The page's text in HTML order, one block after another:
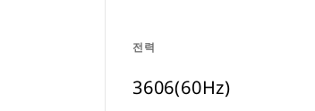
전력
3606(60Hz)